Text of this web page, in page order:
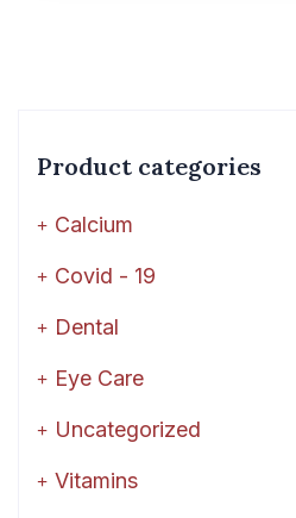
Product categories
Calcium
Covid - 19
Dental
Eye Care
Uncategorized
Vitamins